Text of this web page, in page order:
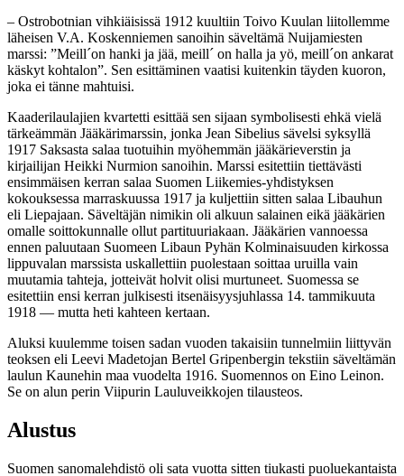
– Ostrobotnian vihkiäisissä 1912 kuultiin Toivo Kuulan liitollemme
läheisen V.A. Koskenniemen sanoihin säveltämä Nuijamiesten
marssi: ”Meill´on hanki ja jää, meill´ on halla ja yö, meill´on ankarat
käskyt kohtalon”. Sen esittäminen vaatisi kuitenkin täyden kuoron,
joka ei tänne mahtuisi.
Kaaderilaulajien kvartetti esittää sen sijaan symbolisesti ehkä vielä
tärkeämmän Jääkärimarssin, jonka Jean Sibelius sävelsi syksyllä
1917 Saksasta salaa tuotuihin myöhemmän jääkärieverstin ja
kirjailijan Heikki Nurmion sanoihin. Marssi esitettiin tiettävästi
ensimmäisen kerran salaa Suomen Liikemies-yhdistyksen
kokouksessa marraskuussa 1917 ja kuljettiin sitten salaa Libauhun
eli Liepajaan. Säveltäjän nimikin oli alkuun salainen eikä jääkärien
omalle soittokunnalle ollut partituuriakaan. Jääkärien vannoessa
ennen paluutaan Suomeen Libaun Pyhän Kolminaisuuden kirkossa
lippuvalan marssista uskallettiin puolestaan soittaa uruilla vain
muutamia tahteja, jotteivät holvit olisi murtuneet. Suomessa se
esitettiin ensi kerran julkisesti itsenäisyysjuhlassa 14. tammikuuta
1918 — mutta heti kahteen kertaan.
Aluksi kuulemme toisen sadan vuoden takaisiin tunnelmiin liittyvän
teoksen eli Leevi Madetojan Bertel Gripenbergin tekstiin säveltämän
laulun Kaunehin maa vuodelta 1916. Suomennos on Eino Leinon.
Se on alun perin Viipurin Lauluveikkojen tilausteos.
Alustus
Suomen sanomalehdistö oli sata vuotta sitten tiukasti puoluekantaista